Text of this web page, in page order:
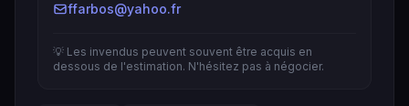
ffarbos@yahoo.fr
💡 Les invendus peuvent souvent être acquis en
dessous de l'estimation. N'hésitez pas à négocier.